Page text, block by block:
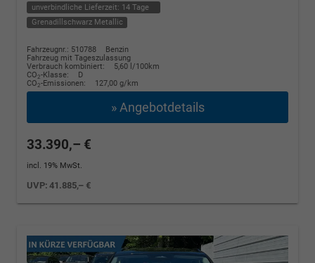
unverbindliche Lieferzeit: 14 Tage
Grenadillschwarz Metallic
Fahrzeugnr.: 510788
Benzin
Fahrzeug mit Tageszulassung
Verbrauch kombiniert:
5,60 l/100km
CO2-Klasse:
D
CO2-Emissionen: 127,00 g/km
» Angebotdetails
33.390,– €
incl. 19% MwSt.
UVP:41.885,– €